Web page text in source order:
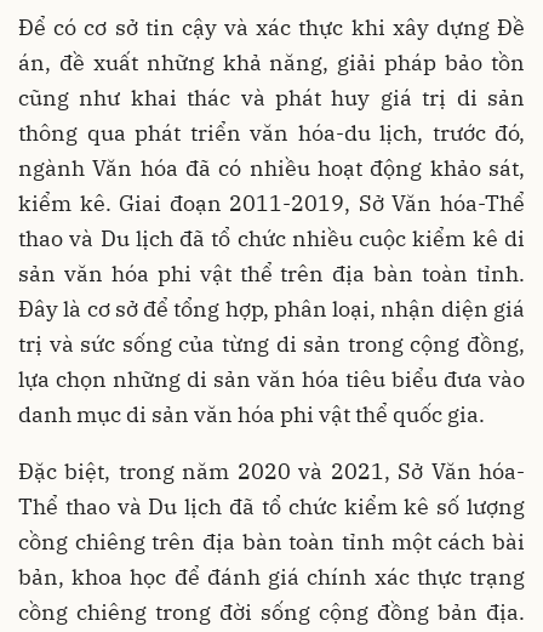
Để có cơ sở tin cậy và xác thực khi xây dựng Đề
án, đề xuất những khả năng, giải pháp bảo tồn
cũng như khai thác và phát huy giá trị di sản
thông qua phát triển văn hóa-du lịch, trước đó,
ngành Văn hóa đã có nhiều hoạt động khảo sát,
kiểm kê. Giai đoạn 2011-2019, Sở Văn hóa-Thể
thao và Du lịch đã tổ chức nhiều cuộc kiểm kê di
sản văn hóa phi vật thể trên địa bàn toàn tỉnh.
Đây là cơ sở để tổng hợp, phân loại, nhận diện giá
trị và sức sống của từng di sản trong cộng đồng,
lựa chọn những di sản văn hóa tiêu biểu đưa vào
danh mục di sản văn hóa phi vật thể quốc gia.
Đặc biệt, trong năm 2020 và 2021, Sở Văn hóa-
Thể thao và Du lịch đã tổ chức kiểm kê số lượng
cồng chiêng trên địa bàn toàn tỉnh một cách bài
bản, khoa học để đánh giá chính xác thực trạng
cồng chiêng trong đời sống cộng đồng bản địa.